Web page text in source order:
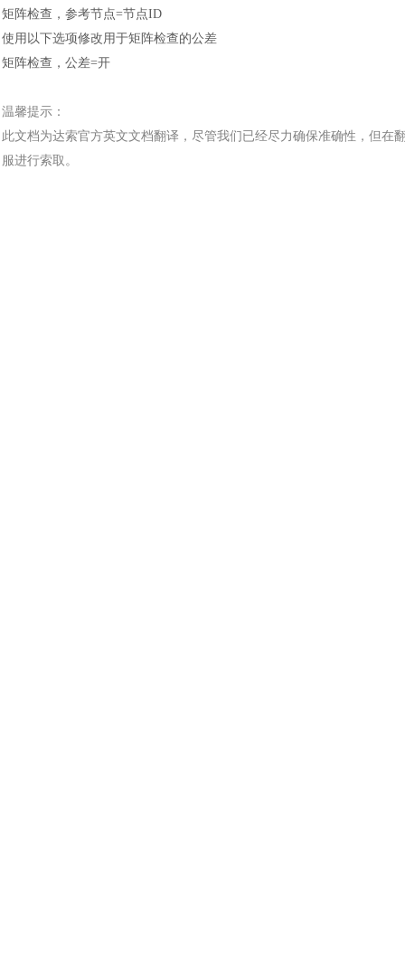
矩阵检查，参考节点=节点ID
使用以下选项修改用于矩阵检查的公差
矩阵检查，公差=开
温馨提示：
此文档为达索官方英文文档翻译，尽管我们已经尽力确保准确性，但在
服进行索取。